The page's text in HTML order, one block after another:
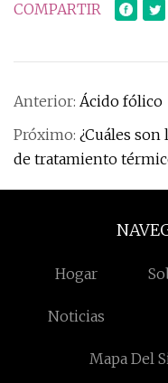
COMPARTIR
Anterior: Ácido fólico
Próximo: ¿Cuáles
de tratamiento
Hogar
Noticias
Mapa Del